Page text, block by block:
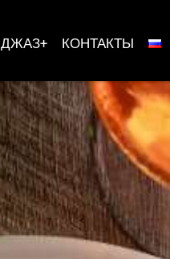
ДЖАЗ+ КОНТАКТЫ